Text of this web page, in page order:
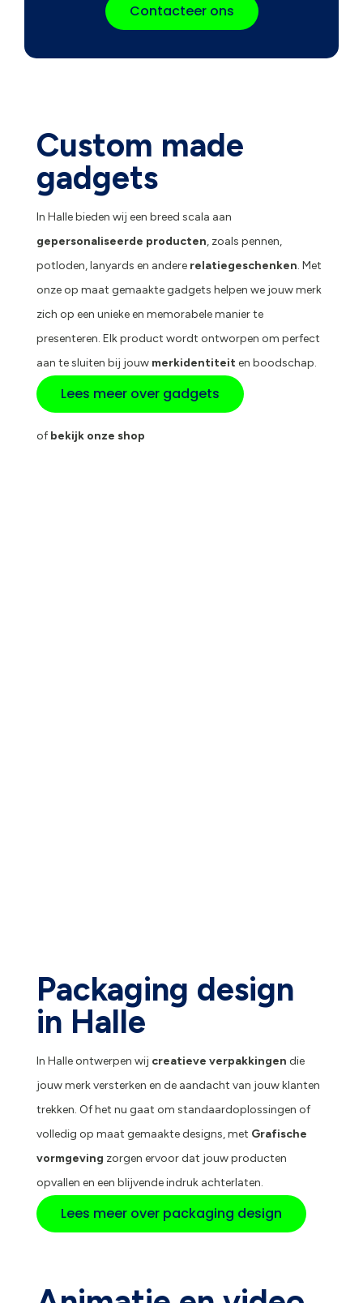
Contacteer ons
Custom made
gadgets
In Halle bieden wij een breed scala aan
gepersonaliseerde producten, zoals pennen,
potloden, lanyards en andere relatiegeschenken. Met
onze op maat gemaakte gadgets helpen we jouw merk
zich op een unieke en memorabele manier te
presenteren. Elk product wordt ontworpen om perfect
aan te sluiten bij jouw merkidentiteiten boodschap.
Lees meer over gadgets
ofbekijk onze shop
Packaging design
in Halle
In Halle ontwerpen wij creatieve verpakkingen die
jouw merk versterken en de aandacht van jouw klanten
trekken. Of het nu gaat om standaardoplossingen of
volledig op maat gemaakte designs, met Grafische
vormgeving zorgen ervoor dat jouw producten
opvallen en een blijvende indruk achterlaten.
Lees meer over packaging design